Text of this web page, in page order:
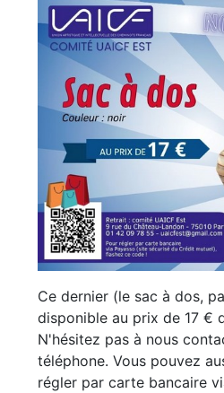
Ce dernier (le sac à dos,
disponible au prix de 17 €
N'hésitez pas à nous
téléphone. Vous pouvez
régler par carte bancaire